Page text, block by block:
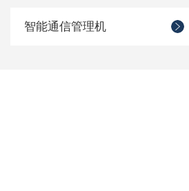
智能通信管理机